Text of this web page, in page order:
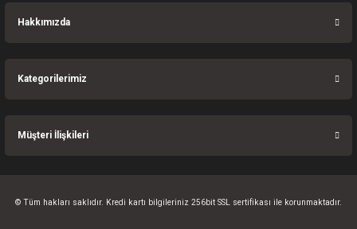
Hakkımızda
Kategorilerimiz
Müşteri İlişkileri
© Tüm hakları saklıdır. Kredi kartı bilgileriniz 256bit SSL sertifikası ile korunmaktadır.